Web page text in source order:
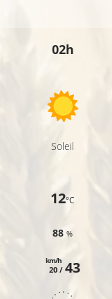
02h
Soleil
12°C
88%
20 /
km/h 43